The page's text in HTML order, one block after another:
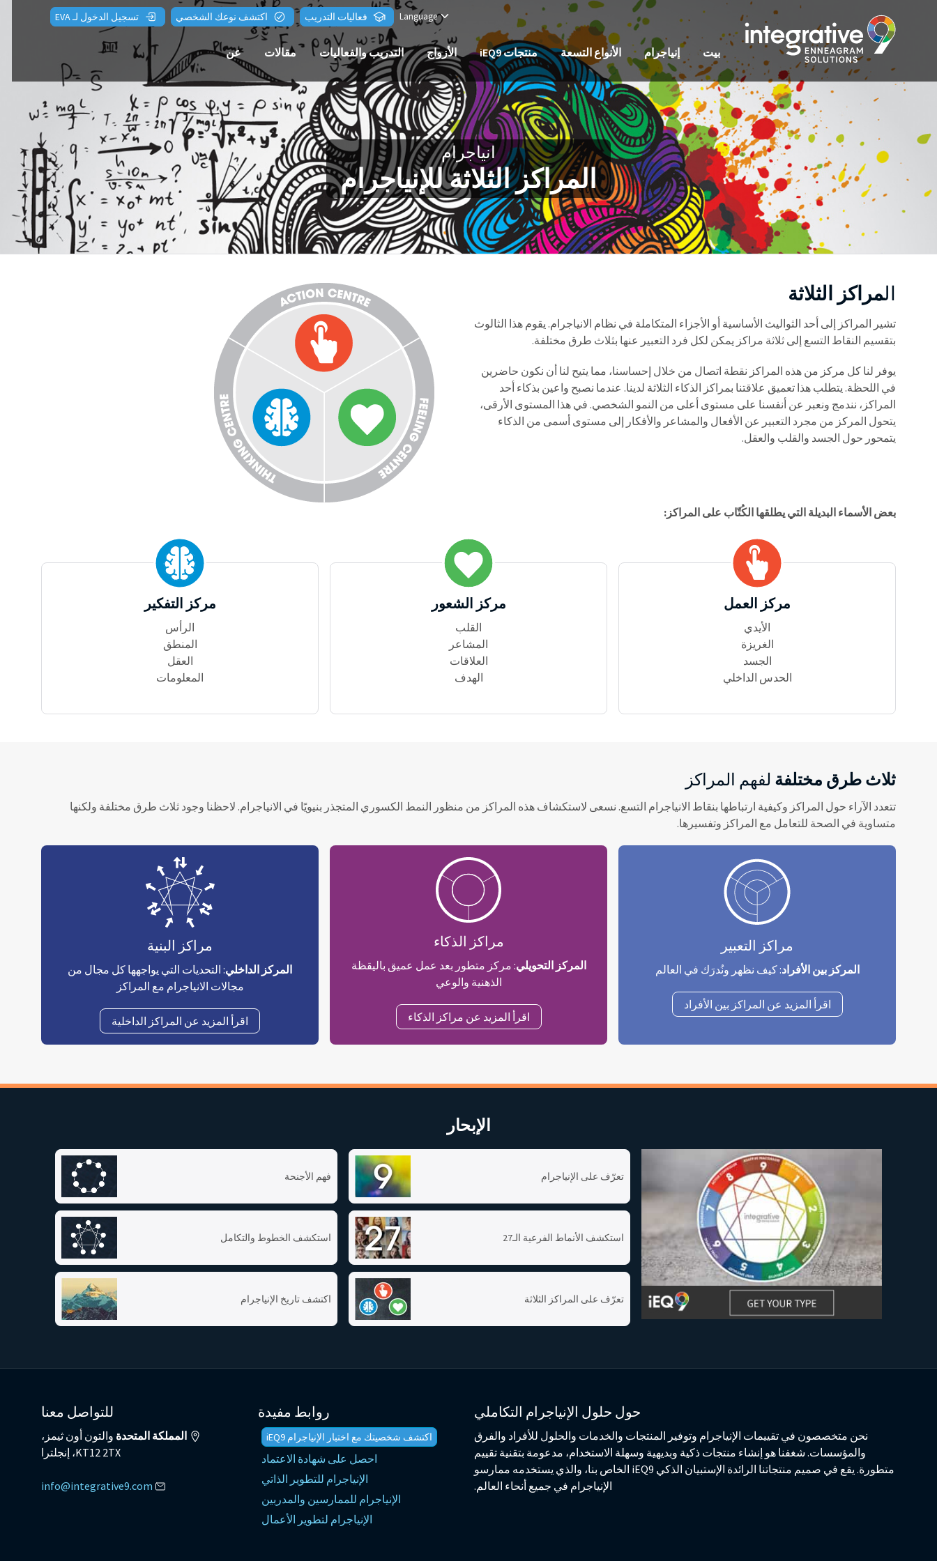
Language فعاليات التدريب اكتشف نوعك الشخصي تسجيل الدخول لـ EVA
بيت إنياجرام الأنواع التسعة منتجات iEQ9 الأزواج التدريب والفعاليات مقالات عن
انياجرام
المراكز الثلاثة للإنياجرام
المراكز الثلاثة
تشير المراكز إلى أحد الثواليث الأساسية أو الأجزاء المتكاملة في نظام الانياجرام. يقوم هذا الثالوث
بتقسيم النقاط التسع إلى ثلاثة مراكز يمكن لكل فرد التعبير عنها بثلاث طرق مختلفة.
يوفر لنا كل مركز من هذه المراكز نقطة اتصال من خلال إحساسنا، مما يتيح لنا أن نكون حاضرين
في اللحظة. يتطلب هذا تعميق علاقتنا بمراكز الذكاء الثلاثة لدينا. عندما نصبح واعين بذكاء أحد
المراكز، نندمج ونعبر عن أنفسنا على مستوى أعلى من النمو الشخصي. في هذا المستوى الأرقى،
يتحول المركز من مجرد التعبير عن الأفعال والمشاعر والأفكار إلى مستوى أسمى من الذكاء
يتمحور حول الجسد والقلب والعقل.
بعض الأسماء البديلة التي يطلقها الكُتّاب على المراكز:
مركز العمل
الأيدي
الغريزة
الجسد
الحدس الداخلي
مركز الشعور
القلب
المشاعر
العلاقات
الهدف
مركز التفكير
الرأس
المنطق
العقل
المعلومات
ثلاث طرق مختلفة لفهم المراكز
تتعدد الآراء حول المراكز وكيفية ارتباطها بنقاط الانياجرام التسع. نسعى لاستكشاف هذه المراكز من منظور النمط الكسوري المتجذر بنيويًا في الانياجرام. لاحظنا وجود ثلاث طرق مختلفة ولكنها
متساوية في الصحة للتعامل مع المراكز وتفسيرها.
مراكز التعبير
المركز بين الأفراد: كيف نظهر ونُدرَك في العالم
اقرأ المزيد عن المراكز بين الأفراد
مراكز الذكاء
المركز التحويلي: مركز متطور بعد عمل عميق باليقظة
الذهنية والوعي
اقرأ المزيد عن مراكز الذكاء
مراكز البنية
المركز الداخلي: التحديات التي يواجهها كل مجال من
مجالات الانياجرام مع المراكز
اقرأ المزيد عن المراكز الداخلية
الإبحار
تعرّف على الإنياجرام
استكشف الأنماط الفرعية الـ27
تعرّف على المراكز الثلاثة
فهم الأجنحة
استكشف الخطوط والتكامل
اكتشف تاريخ الإنياجرام
حول حلول الإنياجرام التكاملي
نحن متخصصون في تقييمات الإنياجرام وتوفير المنتجات والخدمات والحلول للأفراد والفرق
والمؤسسات. شغفنا هو إنشاء منتجات ذكية وبديهية وسهلة الاستخدام، مدعومة بتقنية تقييم
متطورة. يقع في صميم منتجاتنا الرائدة الإستبيان الذكي iEQ9 الخاص بنا، والذي يستخدمه ممارسو
الإنياجرام في جميع أنحاء العالم.
روابط مفيدة
اكتشف شخصيتك مع اختبار الإنياجرام iEQ9
احصل على شهادة الاعتماد
الإنياجرام للتطوير الذاتي
الإنياجرام للممارسين والمدربين
الإنياجرام لتطوير الأعمال
للتواصل معنا
المملكة المتحدة والتون أون ثيمز،
KT12 2TX، إنجلترا
info@integrative9.com